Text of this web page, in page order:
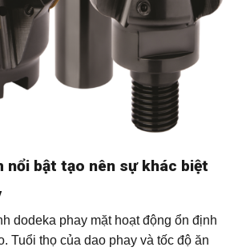
nổi bật tạo nên sự khác biệt
dodeka phay mặt hoạt động ổn định
Tuổi thọ của dao phay và tốc độ ăn